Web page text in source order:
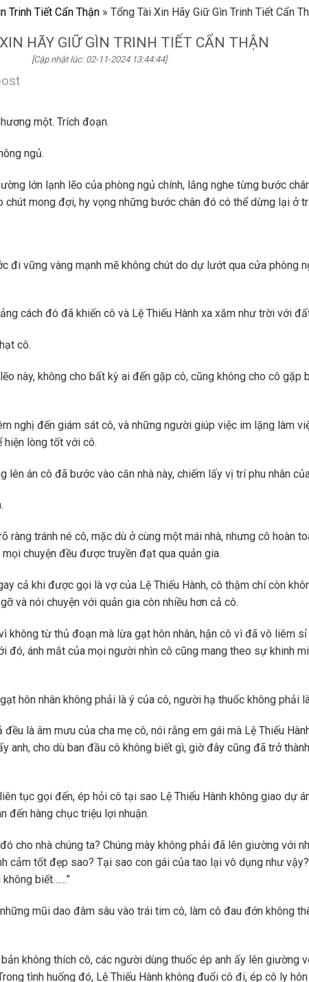
Trinh Tiết Cẩn Thận » Tổng Tài Xin Hãy Giữ Gìn Trinh Tiết Cẩn
HÃY GIỮ GÌN TRINH TIẾT CẨN THẬN
[Cập nhật lúc: 02-11-2024 13:44:44]
một. Trích đoạn.
ngủ.
lớn lạnh lẽo của phòng ngủ chính, lắng nghe từng bước
chút mong đợi, hy vọng những bước chân đó có thể dừng lại ở
đi vững vàng mạnh mẽ không chút do dự lướt qua cửa phòng
cách đó đã khiến cô và Lệ Thiếu Hành xa xăm như trời với
cô.
này, không cho bất kỳ ai đến gặp cô, cũng không cho cô gặp
nghị đến giám sát cô, và những người giúp việc im lặng làm
hiện lòng tốt với cô.
lên án cô đã bước vào căn nhà này, chiếm lấy vị trí phu nhân
ràng tránh né cô, mặc dù ở cùng một mái nhà, nhưng cô hoàn
chuyện đều được truyền đạt qua quản gia.
cả khi được gọi là vợ của Lệ Thiếu Hành, cô thậm chí còn
và nói chuyện với quản gia còn nhiều hơn cả cô.
không từ thủ đoạn mà lừa gạt hôn nhân, hận cô vì đã vô liêm sỉ
đó, ánh mắt của mọi người nhìn cô cũng mang theo sự khinh
hôn nhân không phải là ý của cô, người hạ thuốc không phải
là âm mưu của cha mẹ cô, nói rằng em gái mà Lệ Thiếu
anh, cho dù ban đầu cô không biết gì, giờ đây cũng đã trở
tục gọi đến, ép hỏi cô tại sao Lệ Thiếu Hành không giao dự
đến hàng chục triệu lợi nhuận.
cho nhà chúng ta? Chúng mày không phải đã lên giường với
cảm tốt đẹp sao? Tại sao con gái của tao lại vô dụng như
biết……”
mũi dao đâm sâu vào trái tim cô, làm cô đau đớn không
không thích cô, các người dùng thuốc ép anh ấy lên giường
tình huống đó, Lệ Thiếu Hành không đuổi cô đi, ép cô ly